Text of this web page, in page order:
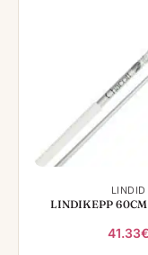
LINDID
LINDIKEPP
41.33€